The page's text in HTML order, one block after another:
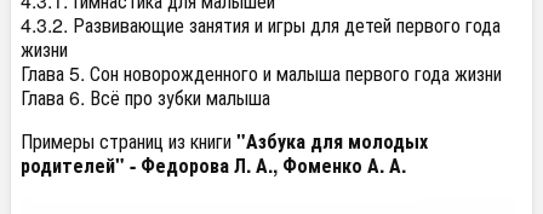
4.3.2. Развивающие занятия и игры для детей первого года
жизни
Глава 5. Сон новорожденного и малыша первого года жизни
Глава 6. Всё про зубки малыша
Примеры страниц из книги"Азбука для молодых
родителей" - Федорова Л. А., Фоменко А. А.